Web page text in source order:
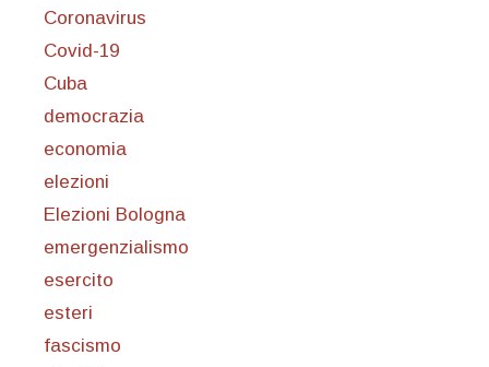
Coronavirus
Covid-19
Cuba
democrazia
economia
elezioni
Elezioni Bologna
emergenzialismo
esercito
esteri
fascismo